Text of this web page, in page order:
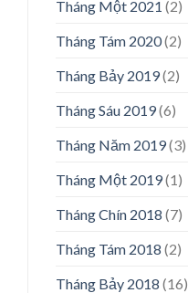
Tháng Một 2021 (2)
Tháng Tám 2020(2)
Tháng Bảy 2019(2)
Tháng Sáu 2019(6)
Tháng Năm 2019(3)
Tháng Một 2019(1)
Tháng Chín 2018 (7)
Tháng Tám 2018 (2)
Tháng Bảy 2018 (16)